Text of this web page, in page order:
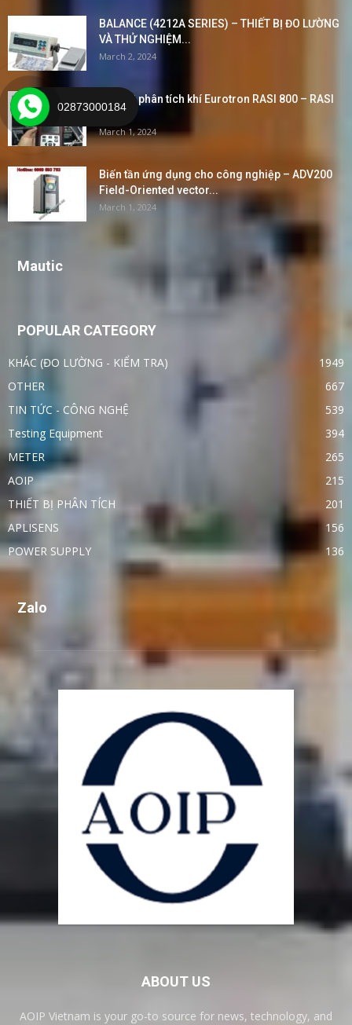
BALANCE (4212A SERIES) – THIẾT BỊ ĐO LƯỜNG
VÀ THỬ NGHIỆM...
March 2, 2024
Thiết bị phân tích khí Eurotron RASI 800 – RASI
800...
March 1, 2024
Biến tần ứng dụng cho công nghiệp – ADV200
Field-Oriented vector...
March 1, 2024
Mautic
POPULAR CATEGORY
KHÁC (ĐO LƯỜNG - KIỂM TRA)
1949
OTHER
667
TIN TỨC - CÔNG NGHỆ
539
Testing Equipment
394
METER
265
AOIP
215
THIẾT BỊ PHÂN TÍCH
201
APLISENS
156
POWER SUPPLY
136
Zalo
ABOUT US
AOIP Vietnam is your go-to source for news, technology, and
02873000184